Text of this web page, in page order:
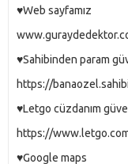
♥️Web sayfamız
♥️Sahibinden param
https://
♥️Letgo cüzdanım
https://
♥️Google maps